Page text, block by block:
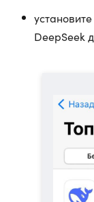
DeepSeek